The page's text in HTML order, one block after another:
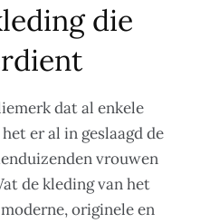
die
dat al enkele
er al in geslaagd de
vrouwen
de kleding van het
originele en